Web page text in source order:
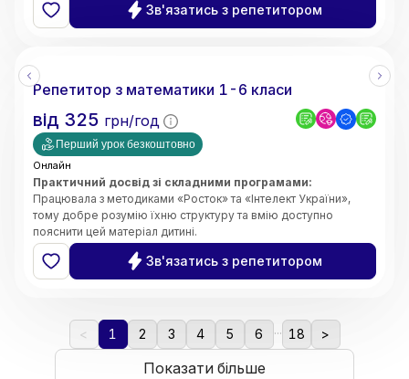
рівень магістра за спеціальністю вчитель - дефектолог.
Маю досвід викладання вже 10 років
Зв'язатись з репетитором
Репетитор з математики 1-6 класи
від 325 грн/год
Перший урок безкоштовно
Онлайн
Практичний досвід зі складними програмами:
Працювала з методиками «Росток» та «Інтелект України»,
тому добре розумію їхню структуру та вмію доступно
пояснити цей матеріал дитині.
Системність та організація:
ступеню з менеджменту, я чітко планую кожен урок, стежу за
прогресом учня та ефективно розподіляю час на занятті.
виснажливим.
Комфортна атмосфера:
Створюю середовище, де дитина
не боїться ставити запитання чи помилятися. Вірю, що
Зв'язатись з репетитором
< 1 2 3 4 5 6 ... 18 >
Показати більше